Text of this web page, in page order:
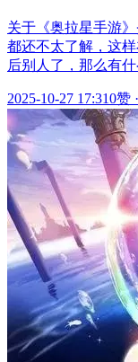
关于《奥拉星手游
都还不太了解，这
后别人了，那么有
2025-10-27 17:310赞 ·